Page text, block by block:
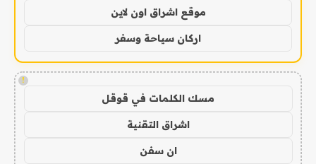
موقع اشراق اون لاين
اركان سياحة وسفر
!
مسك الكلمات في قوقل
اشراق التقنية
ان سفن